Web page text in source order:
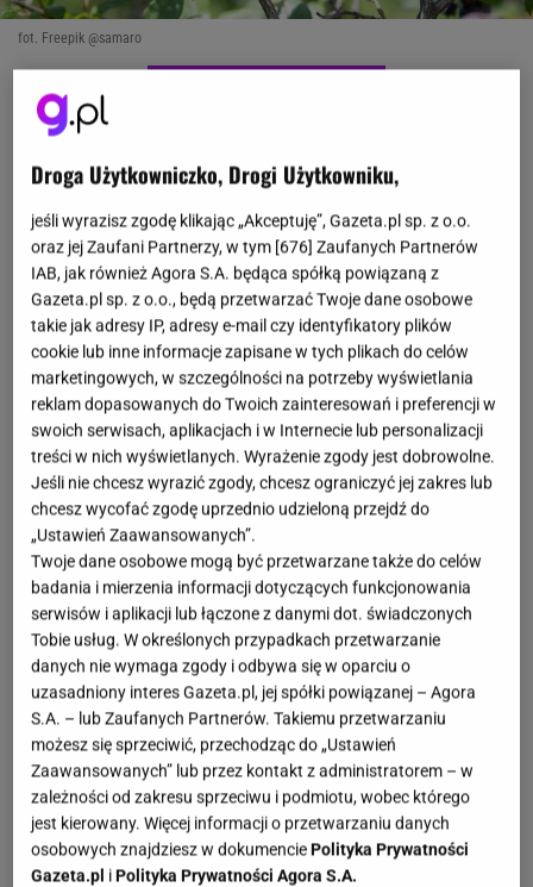
fot. Freepik @samaro
niewymagającą. Rośnie spokojnie, nie sprawia
większych problemów i długo wygląda zdrowo.
Dopiero po czasie widać, że coś jest nie tak. Liście
tracą intensywny kolor, owoce są drobniejsze, a
krzew jakby zatrzymał się w miejscu.Często
przyczyna leży w glebie, a dokładniej w jej
odczynie.To jeden z najważniejszych czynników,
który decyduje o kondycji borówki. Wiele osób
nieświadomie go zaburza, stosując dodatki, które w
innych częściach ogrodu sprawdzają się bardzo
dobrze.
Droga Użytkowniczko, Drogi Użytkowniku,
jeśli wyrazisz zgodę klikając „Akceptuję”, Gazeta.pl sp. z o.o.
oraz jej Zaufani Partnerzy, w tym [676] Zaufanych Partnerów
IAB, jak również Agora S.A. będąca spółką powiązaną z
Gazeta.pl sp. z o.o., będą przetwarzać Twoje dane osobowe
takie jak adresy IP, adresy e-mail czy identyfikatory plików
cookie lub inne informacje zapisane w tych plikach do celów
marketingowych, w szczególności na potrzeby wyświetlania
reklam dopasowanych do Twoich zainteresowań i preferencji w
swoich serwisach, aplikacjach i w Internecie lub personalizacji
treści w nich wyświetlanych. Wyrażenie zgody jest dobrowolne.
Jeśli nie chcesz wyrazić zgody, chcesz ograniczyć jej zakres lub
chcesz wycofać zgodę uprzednio udzieloną przejdź do
„Ustawień Zaawansowanych”.
Twoje dane osobowe mogą być przetwarzane także do celów
badania i mierzenia informacji dotyczących funkcjonowania
serwisów i aplikacji lub łączone z danymi dot. świadczonych
Tobie usług. W określonych przypadkach przetwarzanie
danych nie wymaga zgody i odbywa się w oparciu o
uzasadniony interes Gazeta.pl, jej spółki powiązanej – Agora
S.A. – lub Zaufanych Partnerów. Takiemu przetwarzaniu
możesz się sprzeciwić, przechodząc do „Ustawień
Zaawansowanych” lub przez kontakt z administratorem – w
zależności od zakresu sprzeciwu i podmiotu, wobec którego
jest kierowany. Więcej informacji o przetwarzaniu danych
osobowych znajdziesz w dokumenciePolityka Prywatności
Gazeta.pl iPolityka Prywatności Agora S.A.